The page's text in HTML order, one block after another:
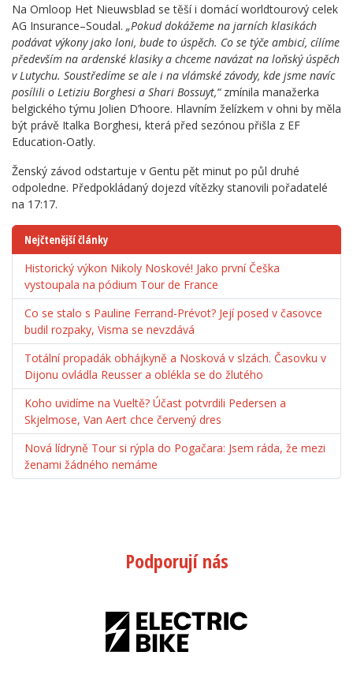
Na Omloop Het Nieuwsblad se těší i domácí worldtourový celek
AG Insurance–Soudal. „Pokud dokážeme na jarních klasikách
podávat výkony jako loni, bude to úspěch. Co se týče ambicí, cílíme
především na ardenské klasiky a chceme navázat na loňský úspěch
v Lutychu. Soustředíme se ale i na vlámské závody, kde jsme navíc
posílili o Letiziu Borghesi a Shari Bossuyt,“zmínila manažerka
belgického týmu Jolien D’hoore. Hlavním želízkem v ohni by měla
být právě Italka Borghesi, která před sezónou přišla z EF
Education-Oatly.
Ženský závod odstartuje v Gentu pět minut po půl druhé
odpoledne. Předpokládaný dojezd vítězky stanovili pořadatelé
na 17:17.
Nejčtenější články
Historický výkon Nikoly Noskové! Jako první Češka
vystoupala na pódium Tour de France
Co se stalo s Pauline Ferrand-Prévot? Její posed v časovce
budil rozpaky, Visma se nevzdává
Totální propadák obhájkyně a Nosková v slzách. Časovku v
Dijonu ovládla Reusser a oblékla se do žlutého
Koho uvidíme na Vueltě? Účast potvrdili Pedersen a
Skjelmose, Van Aert chce červený dres
Nová lídryně Tour si rýpla do Pogačara: Jsem ráda, že mezi
ženami žádného nemáme
Podporují nás